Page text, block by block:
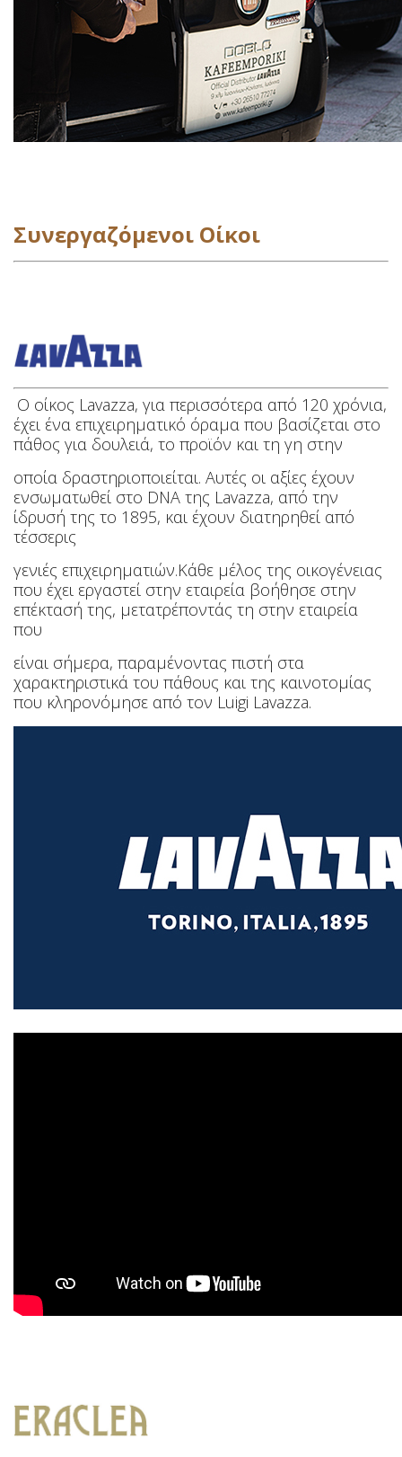
Συνεργαζόμενοι Οίκοι
Ο οίκος Lavazza, για περισσότερα από 120 χρόνια,
έχει ένα επιχειρηματικό όραμα που βασίζεται στο
πάθος για δουλειά, το προϊόν και τη γη στην
οποία δραστηριοποιείται. Αυτές οι αξίες έχουν
ενσωματωθεί στο DNA της Lavazza, από την
ίδρυσή της το 1895, και έχουν διατηρηθεί από
τέσσερις
γενιές επιχειρηματιών.Κάθε μέλος της οικογένειας
που έχει εργαστεί στην εταιρεία βοήθησε στην
επέκτασή της, μετατρέποντάς τη στην εταιρεία
που
είναι σήμερα, παραμένοντας πιστή στα
χαρακτηριστικά του πάθους και της καινοτομίας
που κληρονόμησε από τον Luigi Lavazza.